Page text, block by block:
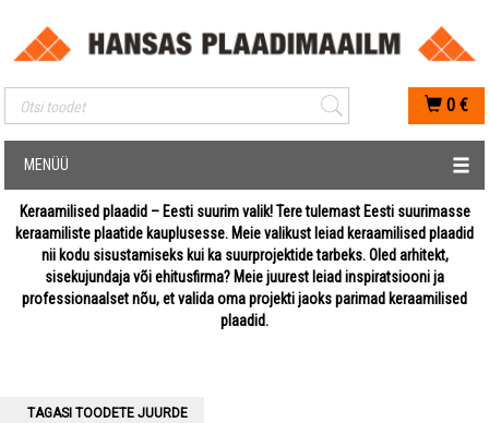
Mobiilis otsimise sisestus
0 €
MENÜÜ
Keraamilised plaadid – Eesti suurim valik! Tere tulemast Eesti suurimasse
keraamiliste plaatide kauplusesse. Meie valikust leiad keraamilised plaadid
nii kodu sisustamiseks kui ka suurprojektide tarbeks. Oled arhitekt,
sisekujundaja või ehitusfirma? Meie juurest leiad inspiratsiooni ja
professionaalset nõu, et valida oma projekti jaoks parimad keraamilised
plaadid.
TAGASI TOODETE JUURDE